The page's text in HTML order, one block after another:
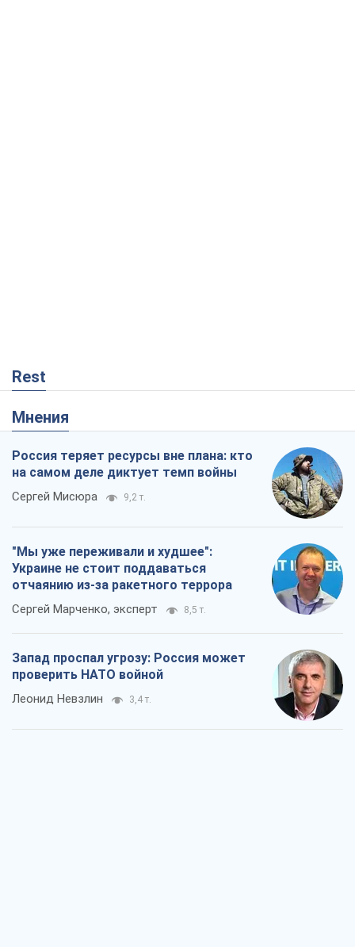
Rest
Мнения
Россия теряет ресурсы вне плана: кто
на самом деле диктует темп войны
Сергей Мисюра 9,2 т.
"Мы уже переживали и худшее":
Украине не стоит поддаваться
отчаянию из-за ракетного террора
Сергей Марченко, эксперт 8,5 т.
Запад проспал угрозу: Россия может
проверить НАТО войной
Леонид Невзлин 3,4 т.